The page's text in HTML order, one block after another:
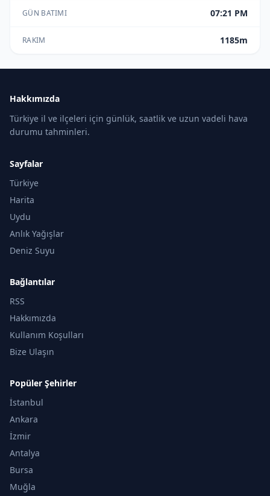
GÜN BATIMI 07:21 PM
RAKIM 1185m
Hakkımızda
Türkiye il ve ilçeleri için günlük, saatlik ve uzun vadeli hava
durumu tahminleri.
Sayfalar
Türkiye
Harita
Uydu
Anlık Yağışlar
Deniz Suyu
Bağlantılar
RSS
Hakkımızda
Kullanım Koşulları
Bize Ulaşın
Popüler Şehirler
İstanbul
Ankara
İzmir
Antalya
Bursa
Muğla